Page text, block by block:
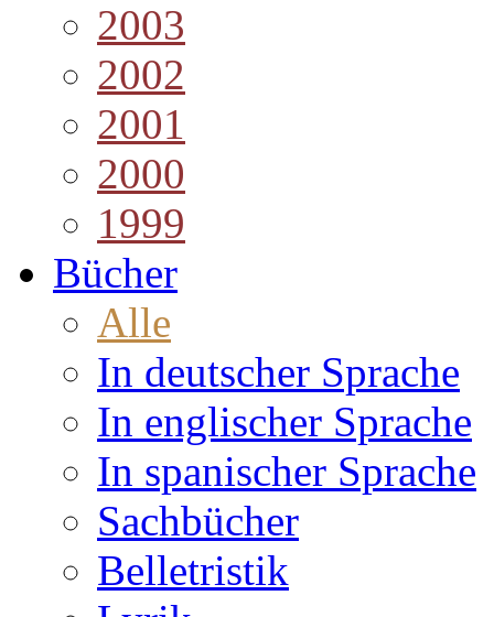
2003
2002
2001
2000
1999
Bücher
Alle
In deutscher Sprache
In englischer Sprache
In spanischer Sprache
Sachbücher
Belletristik